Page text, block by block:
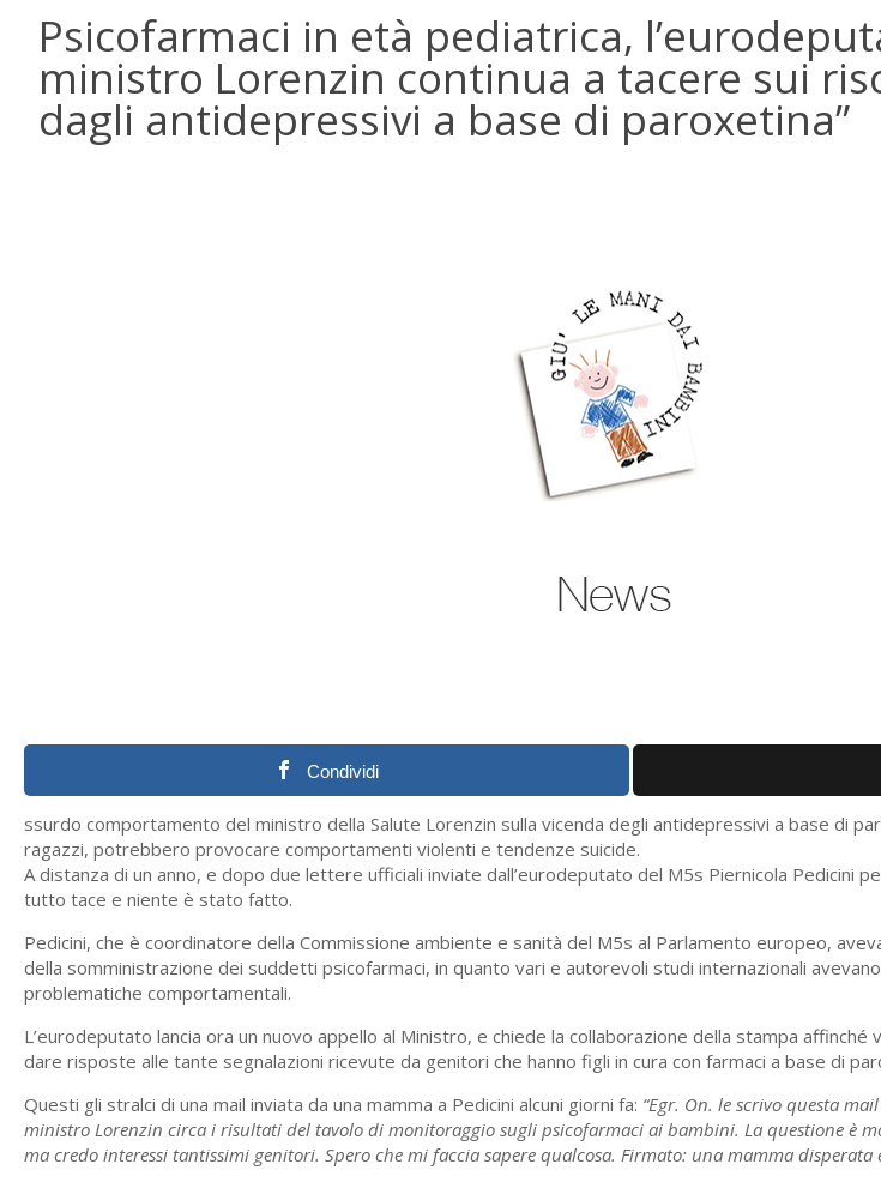
Psicofarmaci in età pediatrica,
ministro Lorenzin continua a tacere sui
dagli antidepressivi a base di paroxetina”
Condividi
ssurdo comportamento del ministro della Salute Lorenzin sulla vicenda degli antidepressivi a base di
ragazzi, potrebbero provocare comportamenti violenti e tendenze suicide.
A distanza di un anno, e dopo due lettere ufficiali inviate dall’eurodeputato del M5s Piernicola Pedicini
tutto tace e niente è stato fatto.
Pedicini, che è coordinatore della Commissione ambiente e sanità del M5s al Parlamento europeo,
della somministrazione dei suddetti psicofarmaci, in quanto vari e autorevoli studi internazionali
problematiche comportamentali.
L’eurodeputato lancia ora un nuovo appello al Ministro, e chiede la collaborazione della stampa
dare risposte alle tante segnalazioni ricevute da genitori che hanno figli in cura con farmaci a base di
Questi gli stralci di una mail inviata da una mamma a Pedicini alcuni giorni fa: “Egr. On. le scrivo questa
ministro Lorenzin circa i risultati del tavolo di monitoraggio sugli psicofarmaci ai bambini. La questione è
ma credo interessi tantissimi genitori. Spero che mi faccia sapere qualcosa. Firmato: una mamma disperata